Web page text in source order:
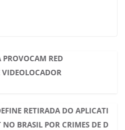
PROVOCAM RED
RETIRADA DO APLICATI
NO BRASIL POR CRIMES DE D